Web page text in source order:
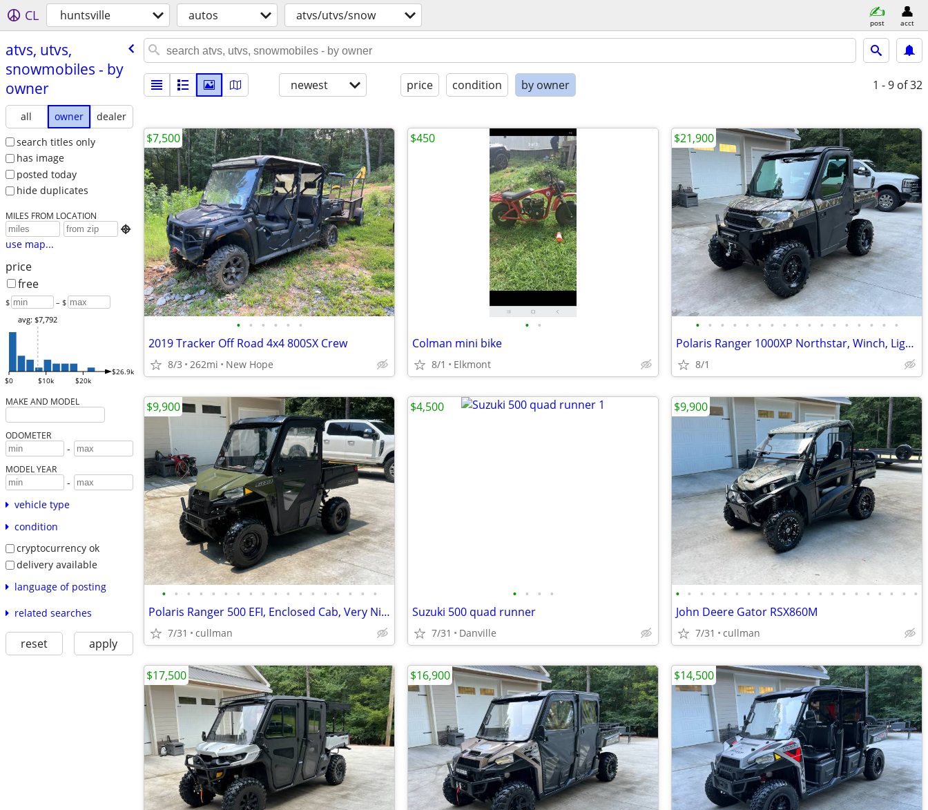
CL huntsville autos atvs/utvs/snow post acct
atvs, utvs,
snowmobiles - by
owner
all owner
dealer
search titles only
has image
posted today
hide duplicates
MILES FROM LOCATION

use map...
price
free
$ – $
$0 $10k $20k
$26.9k
avg: $7,792
MAKE AND MODEL
ODOMETER
-
MODEL YEAR
-
vehicle type
condition
cryptocurrency ok
delivery available
language of posting
related searches
reset apply
newest price condition by owner 1 - 9 of 32
• • • • • •
2019 Tracker Off Road 4x4 800SX Crew
8/3 262mi New Hope
$7,500
• •
Colman mini bike
8/1 Elkmont
$450
• • • • • • • • • • • • • • • • •
Polaris Ranger 1000XP Northstar, Winch, Light Bar
8/1
$21,900
• • • • • • • • • • • • • • • • • •
Polaris Ranger 500 EFI, Enclosed Cab, Very Nice
7/31 cullman
$9,900
• • • •
Suzuki 500 quad runner
7/31 Danville
$4,500
• • • • • • • • • • • • • • • • • • • • •
John Deere Gator RSX860M
7/31 cullman
$9,900
$17,500 $16,900 $14,500